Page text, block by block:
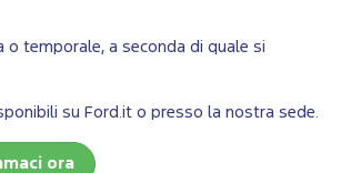
o temporale, a seconda di quale si
su Ford.it o presso la nostra sede.
ora